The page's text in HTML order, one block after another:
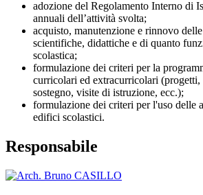
adozione del Regolamento Interno di
annuali dell’attività svolta;
acquisto, manutenzione e rinnovo
scientifiche, didattiche e di quanto
scolastica;
formulazione dei criteri per la
curricolari ed extracurricolari (progetti,
sostegno, visite di istruzione, ecc.);
formulazione dei criteri per l'uso delle
edifici scolastici.
Responsabile